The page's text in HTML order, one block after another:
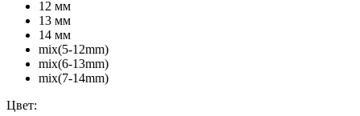
12 мм
13 мм
14 мм
mix(5-12mm)
mix(6-13mm)
mix(7-14mm)
Цвет: